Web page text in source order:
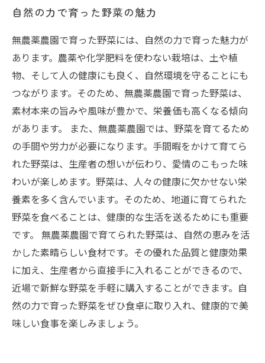
自然の力で育った野菜の魅力
無農薬農園で育った野菜には、自然の力で育った魅力が
あります。農薬や化学肥料を使わない栽培は、土や植
物、そして人の健康にも良く、自然環境を守ることにも
つながります。そのため、無農薬農園で育った野菜は、
素材本来の旨みや風味が豊かで、栄養価も高くなる傾向
があります。 また、無農薬農園では、野菜を育てるため
の手間や労力が必要になります。手間暇をかけて育てら
れた野菜は、生産者の想いが伝わり、愛情のこもった味
わいが楽しめます。野菜は、人々の健康に欠かせない栄
養素を多く含んでいます。そのため、地道に育てられた
野菜を食べることは、健康的な生活を送るためにも重要
です。 無農薬農園で育てられた野菜は、自然の恵みを活
かした素晴らしい食材です。その優れた品質と健康効果
に加え、生産者から直接手に入れることができるので、
近場で新鮮な野菜を手軽に購入することができます。自
然の力で育った野菜をぜひ食卓に取り入れ、健康的で美
味しい食事を楽しみましょう。